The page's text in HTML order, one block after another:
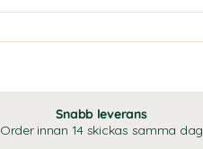
Snabb leverans
Order innan 14 skickas samma dag